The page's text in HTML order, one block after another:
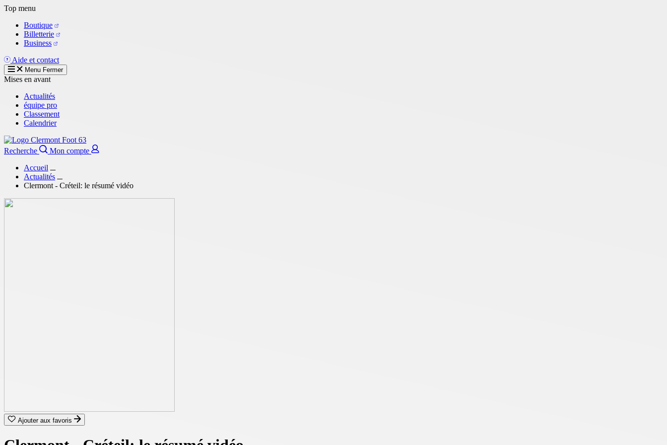
Aller
contenu
principal
Top menu
Boutique
Billetterie
Business
Aide et contact
Menu Fermer
Mises en avant
Actualités
équipe pro
Classement
Calendrier
Recherche
Mon compte
Accueil
Actualités
Clermont - Créteil: le résumé vidéo
Ajouter aux favoris